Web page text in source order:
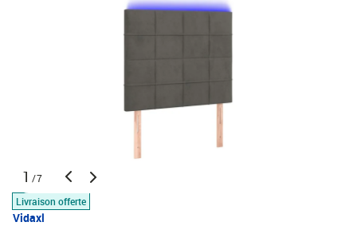
1 /7
Livraison offerte
Vidaxl